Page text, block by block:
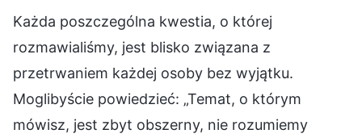
Każda poszczególna kwestia, o której
rozmawialiśmy, jest blisko związana z
przetrwaniem każdej osoby bez wyjątku.
Moglibyście powiedzieć: „Temat, o którym
mówisz, jest zbyt obszerny, nie rozumiemy